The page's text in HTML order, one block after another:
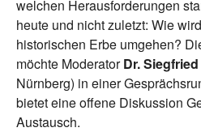
welchen Herausforderungen
heute und nicht zuletzt: Wie
historischen Erbe umgehen?
möchte ModeratorDr.
Nürnberg) in einer
bietet eine offene Diskussion
Austausch.